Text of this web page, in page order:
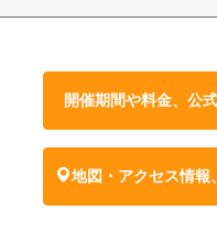
開催期間や料金、公
地図・アクセス情報